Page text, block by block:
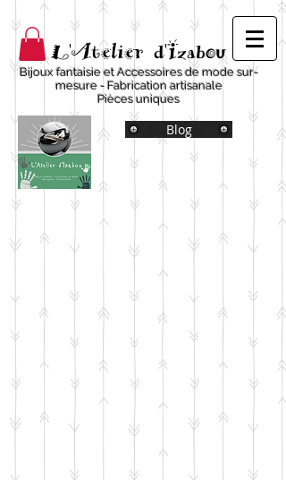
L'Atelier d'Izabou
Bijoux fantaisie et Accessoires de mode sur-
mesure - Fabrication artisanale
Pièces uniques
Blog